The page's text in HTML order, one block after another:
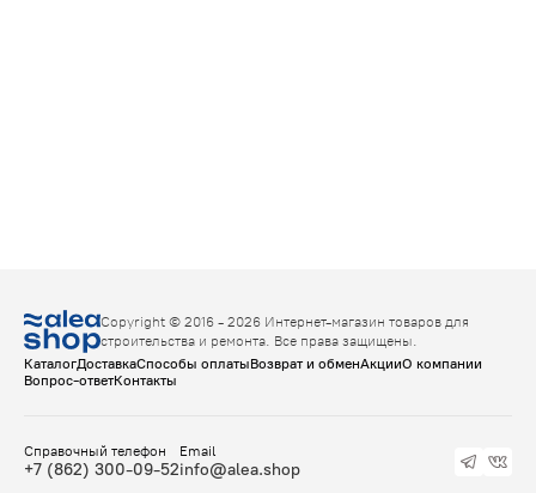
Copyright © 2016 - 2026 Интернет-магазин товаров для
строительства и ремонта. Все права защищены.
КаталогДоставкаСпособы оплатыВозврат и обменАкцииО компании
Вопрос-ответКонтакты
Справочный телефон
+7 (862) 300-09-52
Email
info@alea.shop